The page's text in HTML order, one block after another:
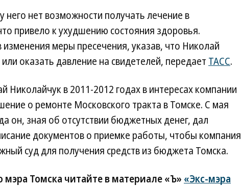
нет возможности получать лечение в
привело к ухудшению состояния здоровья.
изменения меры пресечения, указав, что Николай
оказать давление на свидетелей, передает ТАСС.
Николайчук в 2011-2012 годах в интересах компании
о ремонте Московского тракта в Томске. С мая
он, зная об отсутствии бюджетных денег, дал
документов о приемке работы, чтобы компания
суд для получения средств из бюджета Томска.
Томска читайте в материале «Ъ» «Экс-мэра